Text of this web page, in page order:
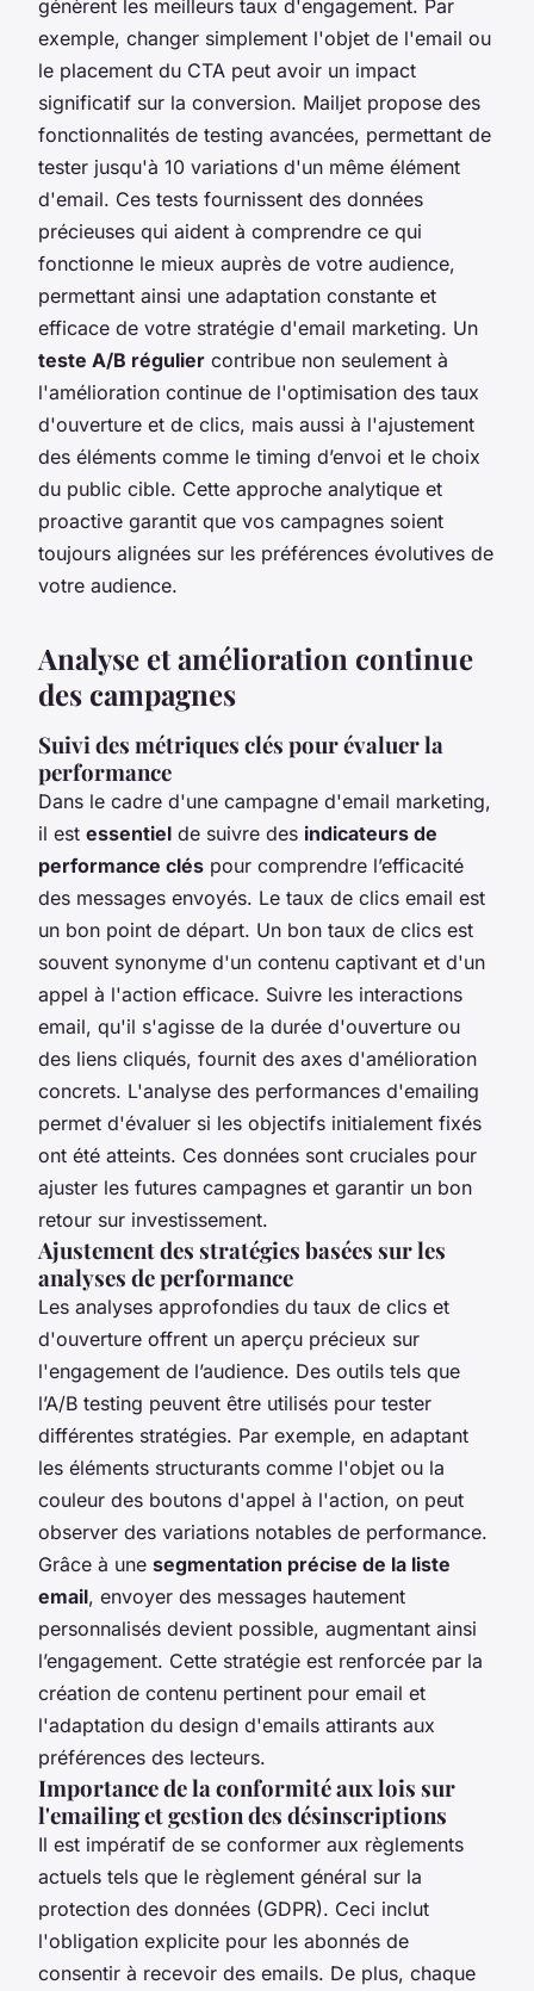
génèrent les meilleurs taux d'engagement. Par
exemple, changer simplement l'objet de l'email ou
le placement du CTA peut avoir un impact
significatif sur la conversion. Mailjet propose des
fonctionnalités de testing avancées, permettant de
tester jusqu'à 10 variations d'un même élément
d'email. Ces tests fournissent des données
précieuses qui aident à comprendre ce qui
fonctionne le mieux auprès de votre audience,
permettant ainsi une adaptation constante et
efficace de votre stratégie d'email marketing. Un
teste A/B régulier contribue non seulement à
l'amélioration continue de l'optimisation des taux
d'ouverture et de clics, mais aussi à l'ajustement
des éléments comme le timing d’envoi et le choix
du public cible. Cette approche analytique et
proactive garantit que vos campagnes soient
toujours alignées sur les préférences évolutives de
votre audience.
Analyse et amélioration continue
des campagnes
Suivi des métriques clés pour évaluer la
performance
Dans le cadre d'une campagne d'email marketing,
il est essentiel de suivre des indicateurs de
performance clés pour comprendre l’efficacité
des messages envoyés. Le taux de clics email est
un bon point de départ. Un bon taux de clics est
souvent synonyme d'un contenu captivant et d'un
appel à l'action efficace. Suivre les interactions
email, qu'il s'agisse de la durée d'ouverture ou
des liens cliqués, fournit des axes d'amélioration
concrets. L'analyse des performances d'emailing
permet d'évaluer si les objectifs initialement fixés
ont été atteints. Ces données sont cruciales pour
ajuster les futures campagnes et garantir un bon
retour sur investissement.
Ajustement des stratégies basées sur les
analyses de performance
Les analyses approfondies du taux de clics et
d'ouverture offrent un aperçu précieux sur
l'engagement de l’audience. Des outils tels que
l’A/B testing peuvent être utilisés pour tester
différentes stratégies. Par exemple, en adaptant
les éléments structurants comme l'objet ou la
couleur des boutons d'appel à l'action, on peut
observer des variations notables de performance.
Grâce à une segmentation précise de la liste
email, envoyer des messages hautement
personnalisés devient possible, augmentant ainsi
l’engagement. Cette stratégie est renforcée par la
création de contenu pertinent pour email et
l'adaptation du design d'emails attirants aux
préférences des lecteurs.
Importance de la conformité aux lois sur
l'emailing et gestion des désinscriptions
Il est impératif de se conformer aux règlements
actuels tels que le règlement général sur la
protection des données (GDPR). Ceci inclut
l'obligation explicite pour les abonnés de
consentir à recevoir des emails. De plus, chaque